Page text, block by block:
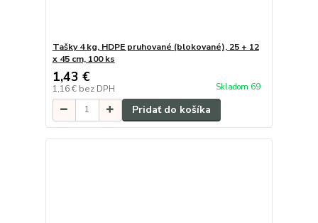
Tašky 4 kg, HDPE pruhované (blokované), 25 + 12
x 45 cm, 100 ks
1,43 €
1,16 € bez DPH Skladom 69
Pridať do košíka